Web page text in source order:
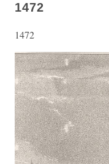
1472
1472